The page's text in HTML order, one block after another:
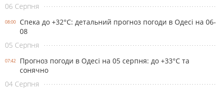
06 Серпня
08:00
Спека до +32°С: детальний прогноз погоди в Одесі на 06-
08
05 Серпня
07:42
Прогноз погоди в Одесі на 05 серпня: до +33°С та
сонячно
04 Серпня